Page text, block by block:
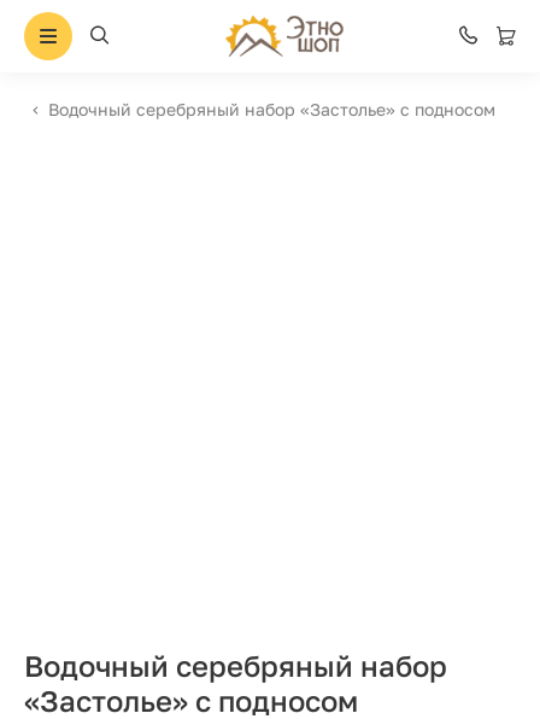
Водочный серебряный набор «Застолье» с подносом
Водочный серебряный набор
«Застолье» с подносом